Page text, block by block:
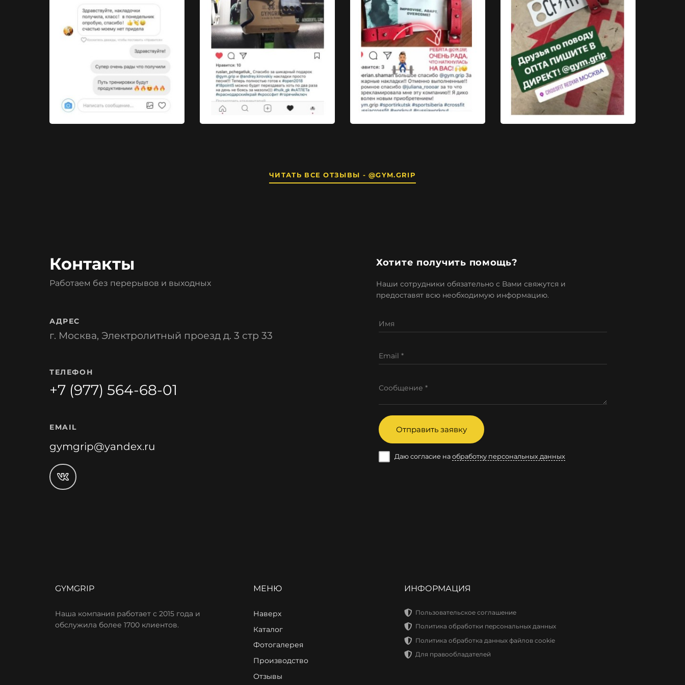
ЧИТАТЬ ВСЕ ОТЗЫВЫ - @GYM.GRIP
Контакты
Работаем без перерывов и выходных
АДРЕС
г. Москва, Электролитный проезд д. 3 стр 33
ТЕЛЕФОН
+7 (977) 564-68-01
EMAIL
gymgrip@yandex.ru
Хотите получить помощь?
Наши сотрудники обязательно с Вами свяжутся и
предоставят всю необходимую информацию.
Имя
Email *
Сообщение *
Отправить заявку
Даю согласие на обработку персональных данных
GYMGRIP
Наша компания работает с 2015 года и
обслужила более 1700 клиентов.
МЕНЮ
Наверх
Каталог
Фотогалерея
Производство
Отзывы
ИНФОРМАЦИЯ
Пользовательское соглашение
Политика обработки персональных данных
Политика обработка данных файлов cookie
Для правообладателей